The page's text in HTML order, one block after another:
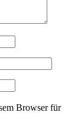
Browser für